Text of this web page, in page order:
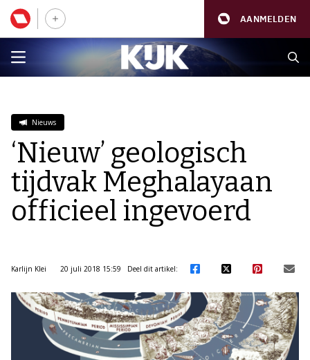
AANMELDEN
Nieuws
‘Nieuw’ geologisch
tijdvak Meghalayaan
officieel ingevoerd
Karlijn Klei 20 juli 2018 15:59 Deel dit artikel: